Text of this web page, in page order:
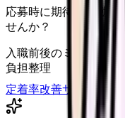
応募時に期待した働き
せんか？
入職前後のミスマッチ
負担整理
定着率改善サービスを